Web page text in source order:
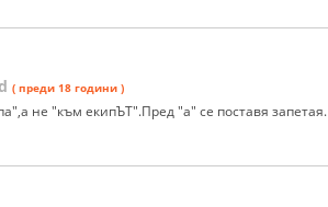
( преди 18 години )
не "към екипЪТ".Пред "а" се поставя запетая.